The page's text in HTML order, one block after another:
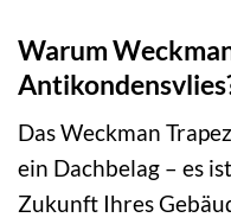
Warum
Das Weckman
ein Dachbelag – es
Zukunft Ihres